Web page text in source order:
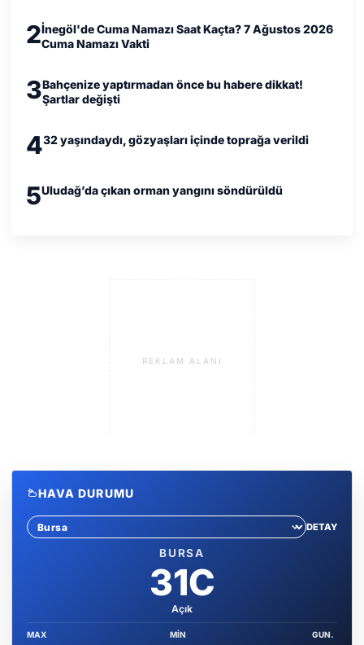
2İnegöl'de Cuma Namazı Saat Kaçta? 7 Ağustos 2026
Cuma Namazı Vakti
3Bahçenize yaptırmadan önce bu habere dikkat!
Şartlar değişti
432 yaşındaydı, gözyaşları içinde toprağa verildi
5Uludağ’da çıkan orman yangını söndürüldü
REKLAM ALANI
HAVA DURUMU
Sehir sec
DETAY
BURSA
31C
Açık
MAX MIN GUN.